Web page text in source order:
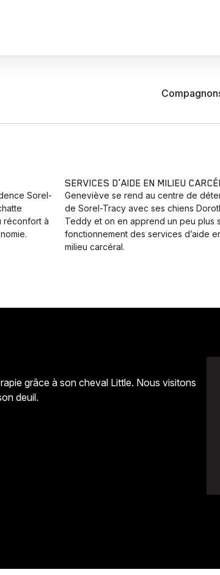
Sorel-
réconfort à
SERVICES D’AIDE EN MILIEU
Geneviève se rend au centre de
de Sorel-Tracy avec ses chiens
Teddy et on en apprend un peu plus
fonctionnement des services d’aide
milieu carcéral.
grâce à son cheval Little. Nous visitons
deuil.